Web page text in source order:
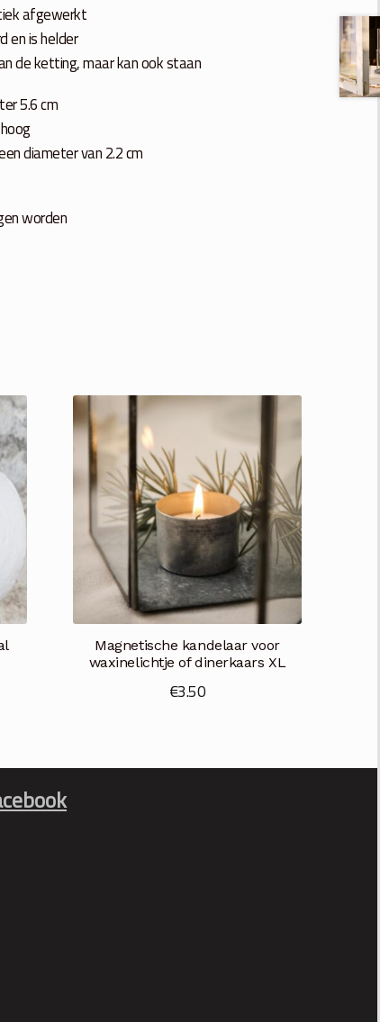
afgewerkt
en is helder
de ketting, maar kan ook staan
5.6 cm
diameter van 2.2 cm
worden
Magnetische kandelaar voor
waxinelichtje of dinerkaars XL
€3.50